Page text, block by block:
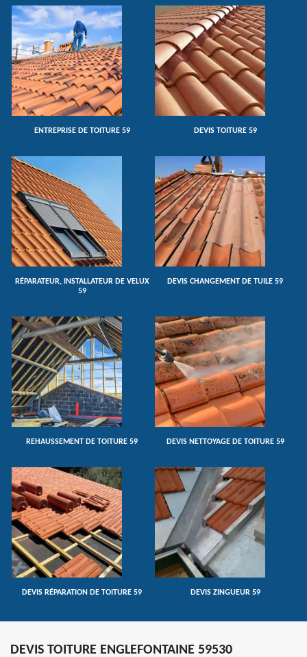
ENTREPRISE DE TOITURE 59 DEVIS TOITURE 59
RÉPARATEUR, INSTALLATEUR DE VELUX
59
DEVIS CHANGEMENT DE TUILE 59
REHAUSSEMENT DE TOITURE 59 DEVIS NETTOYAGE DE TOITURE 59
DEVIS RÉPARATION DE TOITURE 59 DEVIS ZINGUEUR 59
DEVIS TOITURE ENGLEFONTAINE 59530